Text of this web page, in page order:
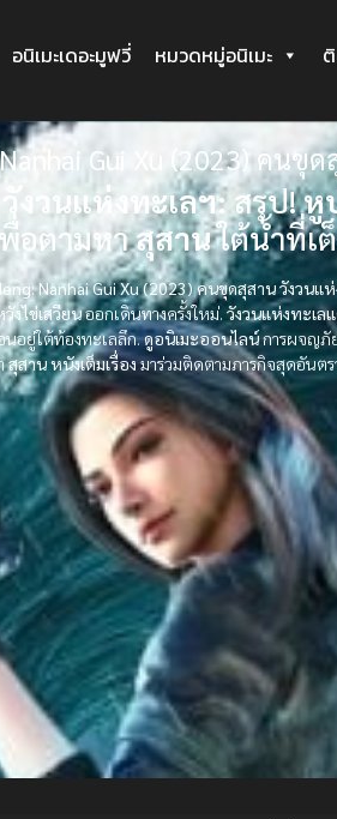
อนิเมะเดอะมูฟวี่ หมวดหมู่อนิเมะ
Nanhai Gui Xu (2023) คนขุ
งวนแห่งทะเลฯ:สรุป!หู
พื่อตามหาสุสานใต้น้ำที่เ
Nanhai Gui Xu (2023) คนขุดสุสาน วังวน
งไข่เสวียนออกเดินทางครั้งใหม่. วังวนแห่งทะเล
อยู่ใต้ท้องทะเลลึก.ดูอนิเมะออนไลน์การผจญภั
สุสานหนังเต็มเรื่องมาร่วมติดตามภารกิจสุดอันต